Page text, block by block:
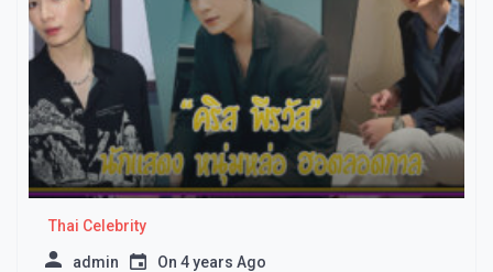
Thai Celebrity
admin On 4 years Ago